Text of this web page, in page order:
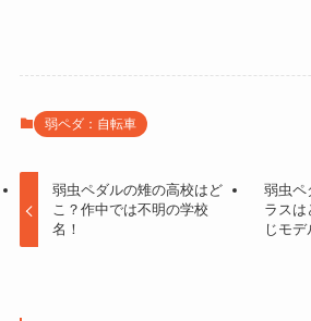
弱ペダ：自転車
弱虫ペダルの雉の高校はど
こ？作中では不明の学校
名！
弱虫ペ
ラスは
じモ